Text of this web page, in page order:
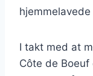
I takt med at
Côte de